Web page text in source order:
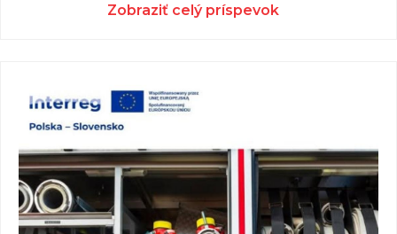
Zobraziť celý príspevok